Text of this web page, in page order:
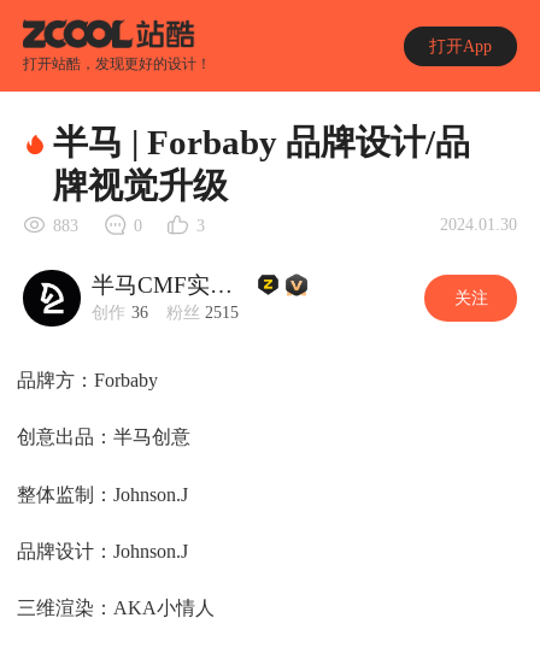
打开站酷，发现更好的设计！
打开App
半马 | Forbaby 品牌设计/品
牌视觉升级
883 0 3 2024.01.30
半马CMF实验室
创作 36 粉丝 2515
关注
品牌方：Forbaby
创意出品：半马创意
整体监制：Johnson.J
品牌设计：Johnson.J
三维渲染：AKA小情人